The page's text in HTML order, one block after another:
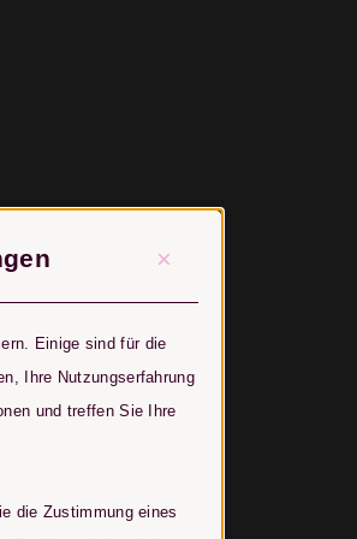
Free
×
Einige sind für die
Ihre Nutzungserfahrung
und treffen Sie Ihre
die Zustimmung eines